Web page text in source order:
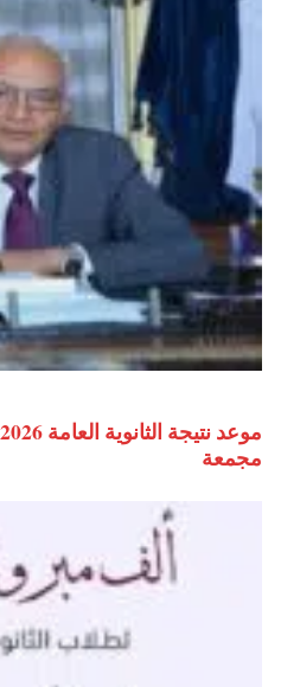
مجمعة